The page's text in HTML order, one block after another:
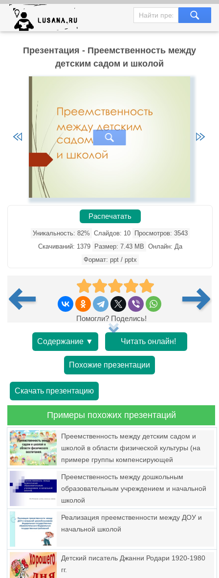
Презентация - Преемственность между
детским садом и школой
Распечатать
Уникальность: 82% Слайдов: 10
Просмотров: 3543
Скачиваний: 1379
Размер: 7.43 MB Онлайн: Да
Формат: ppt / pptx
Помогли? Поделись!
Содержание ▼ Читать онлайн!
Похожие презентации
Скачать презентацию
Примеры похожих презентаций
Преемственность между детским садом и
школой в области физической культуры (на
примере группы компенсирующей
Преемственность между дошкольным
образовательным учреждением и начальной
школой
Реализация преемственности между ДОУ и
начальной школой
Детский писатель Джанни Родари 1920-1980
гг.